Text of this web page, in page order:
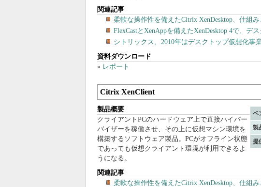
関連記事
柔軟な操作性を備えたCitrix XenDesktop、仕組
FlexCastとXenAppを備えたXenDesktop 4で、デ
シトリックス、2010年はデスクトップ仮想化事
資料ダウンロード
» レポート
Citrix XenClient
ベ
製
提
製品概要
クライアントPCのハードウェア上で直接ハイパー
バイザーを稼働させ、その上に仮想マシン環境を
構築するソフトウェア製品。PCがオフライン状態
であっても仮想クライアント環境が利用できるよ
うになる。
関連記事
柔軟な操作性を備えたCitrix XenDesktop、仕組